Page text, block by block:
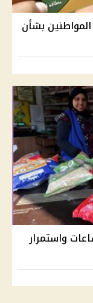
بشأن
يعلن مد صرف السلع 3 ساعات واستمرار